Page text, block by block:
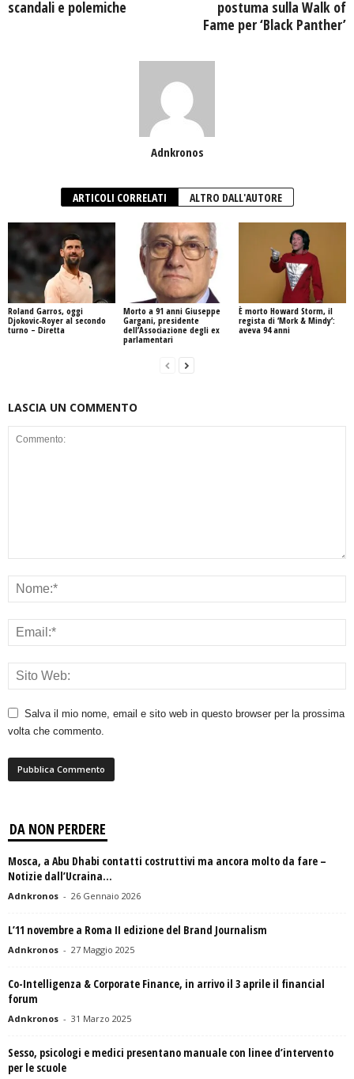
scandali e polemiche
postuma sulla Walk of
Fame per ‘Black Panther’
Adnkronos
ARTICOLI CORRELATI ALTRO DALL'AUTORE
Roland Garros, oggi
Djokovic-Royer al secondo
turno – Diretta
Morto a 91 anni Giuseppe
Gargani, presidente
dell’Associazione degli ex
parlamentari
È morto Howard Storm, il
regista di ‘Mork & Mindy’:
aveva 94 anni
LASCIA UN COMMENTO
Salva il mio nome, email e sito web in questo browser per la prossima
volta che commento.
DA NON PERDERE
Mosca, a Abu Dhabi contatti costruttivi ma ancora molto da fare –
Notizie dall’Ucraina...
Adnkronos - 26 Gennaio 2026
L’11 novembre a Roma II edizione del Brand Journalism
Adnkronos - 27 Maggio 2025
Co-Intelligenza & Corporate Finance, in arrivo il 3 aprile il financial
forum
Adnkronos - 31 Marzo 2025
Sesso, psicologi e medici presentano manuale con linee d’intervento
per le scuole